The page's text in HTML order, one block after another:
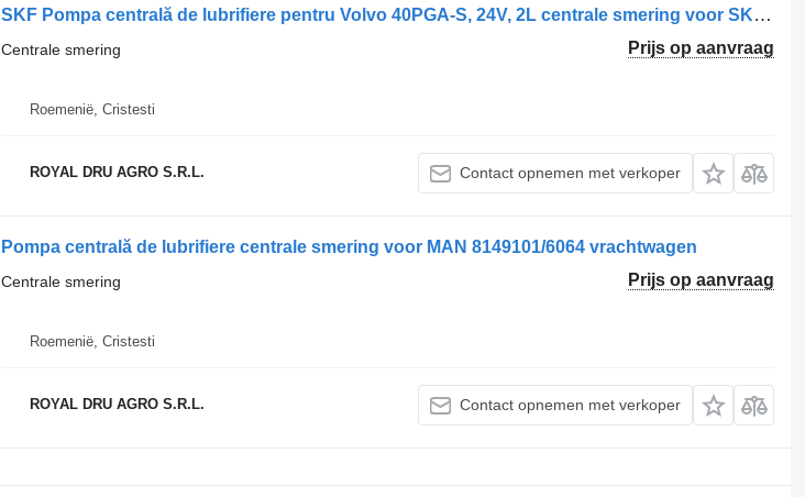
SKF Pompa centrală de lubrifiere pentru Volvo 40PGA-S, 24V, 2L centrale smering voor SKF 40PGA-S 2L 24 PS vrachtwagen
Prijs op aanvraag
Centrale smering
Roemenië, Cristesti
ROYAL DRU AGRO S.R.L. Contact opnemen met verkoper
Pompa centrală de lubrifiere centrale smering voor MAN 8149101/6064 vrachtwagen
Prijs op aanvraag
Centrale smering
Roemenië, Cristesti
ROYAL DRU AGRO S.R.L. Contact opnemen met verkoper